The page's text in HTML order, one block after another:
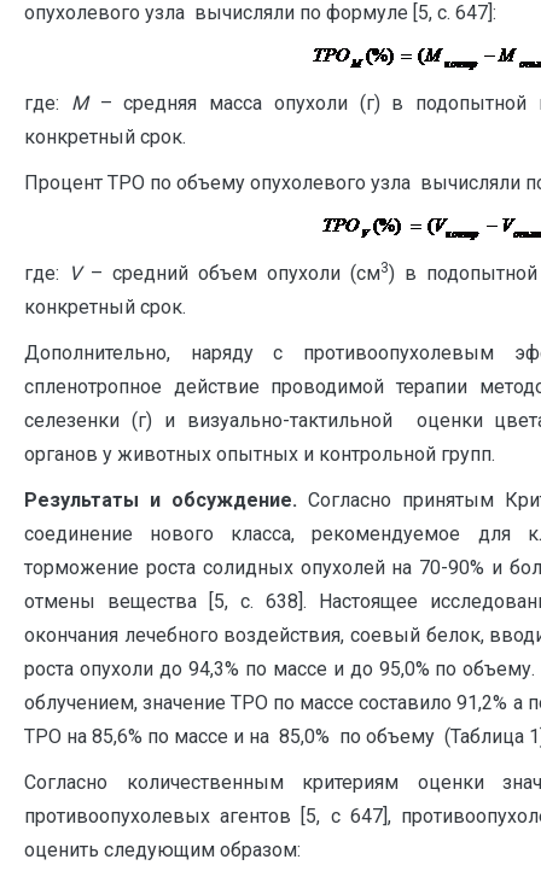
опухолевого узла вычисляли по формуле [5, с. 647]:
где: М– средняя масса опухоли (г) в подопытной и
конкретный срок.
Процент ТРО по объему опухолевого узла вычисляли
где: V– средний объем опухоли (см3) в подопытной
конкретный срок.
Дополнительно, наряду с противоопухолевым
спленотропное действие проводимой терапии
селезенки (г) и визуально-тактильной оценки
органов у животных опытных и контрольной групп.
Результаты и обсуждение. Согласно принятым
соединение нового класса, рекомендуемое для
торможение роста солидных опухолей на 70-90% и
отмены вещества [5, с. 638]. Настоящее
окончания лечебного воздействия, соевый белок,
роста опухоли до 94,3% по массе и до 95,0% по
облучением, значение ТРО по массе составило 91,2%
ТРО на 85,6% по массе и на 85,0% по объему (Таблица
Согласно количественным критериям оценки
противоопухолевых агентов [5, с 647],
оценить следующим образом: